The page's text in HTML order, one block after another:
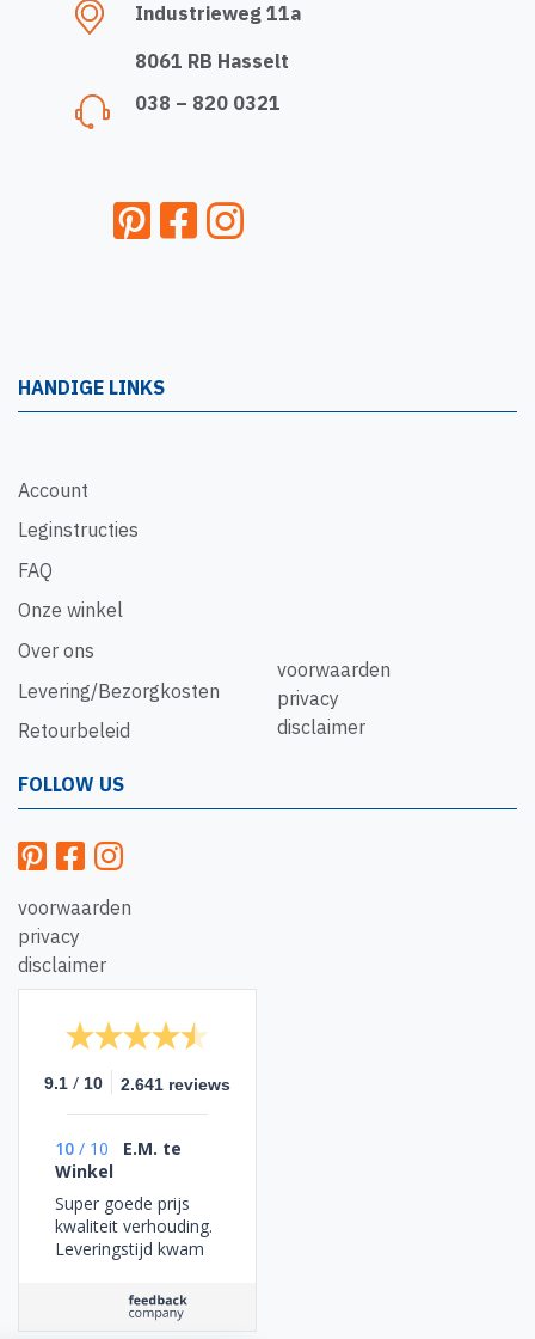
Industrieweg 11a
8061 RB Hasselt
038 – 820 0321
HANDIGE LINKS
Account
Leginstructies
FAQ
Onze winkel
Over ons
Levering/Bezorgkosten
Retourbeleid
voorwaarden
privacy
disclaimer
FOLLOW US
voorwaarden
privacy
disclaimer
9.1 / 10 2.641 reviews
10 / 10
E.M. te
Winkel
Super goede prijs
kwaliteit verhouding.
Leveringstijd kwam
verwachting.